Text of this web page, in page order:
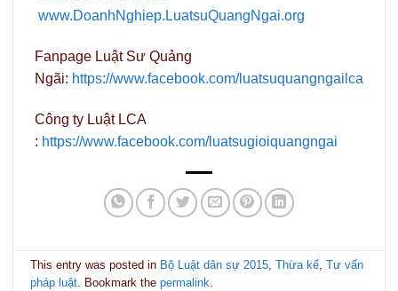
www.DoanhNghiep.LuatsuQuangNgai.org
Fanpage Luật Sư Quảng
Ngãi: https://www.facebook.com/luatsuquangngailca
Công ty Luật LCA
: https://www.facebook.com/luatsugioiquangngai
This entry was posted in Bộ Luật dân sự 2015,Thừa kế,Tư vấn
pháp luật. Bookmark thepermalink.